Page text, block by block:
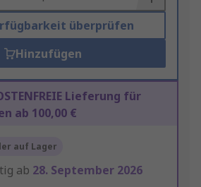
überprüfen
Hinzufügen
Lieferung für
ab 100,00 €
auf Lager
ab 28. September 2026